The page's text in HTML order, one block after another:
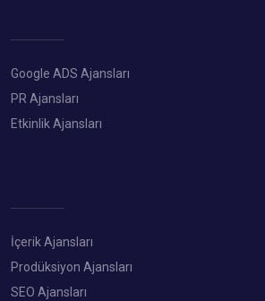
Google ADS Ajansları
PR Ajansları
Etkinlik Ajansları
İçerik Ajansları
Prodüksiyon Ajansları
SEO Ajansları